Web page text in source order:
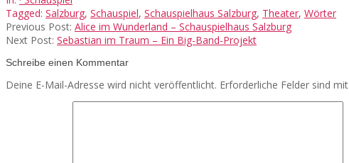
15
Tagged: Salzburg, Schauspiel, Schauspielhaus Salzburg, Theater, Wörter
Previous Post: Alice im Wunderland – Schauspielhaus Salzburg
Next Post: Sebastian im Traum – Ein Big-Band-Projekt
Schreibe einen Kommentar
Deine E-Mail-Adresse wird nicht veröffentlicht. Erforderliche Felder sind mit